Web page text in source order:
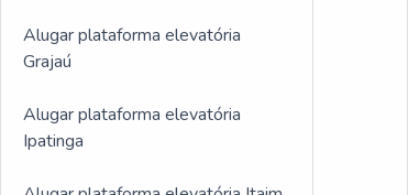
Alugar plataforma elevatória
Grajaú
Alugar plataforma elevatória
Ipatinga